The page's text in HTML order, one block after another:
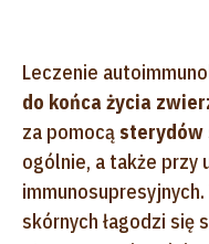
Leczenie
do końca życia
za pomocąsterydów
ogólnie, a także przy
skórnych łagodzi się